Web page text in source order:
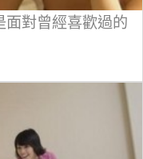
面對曾經喜歡過的